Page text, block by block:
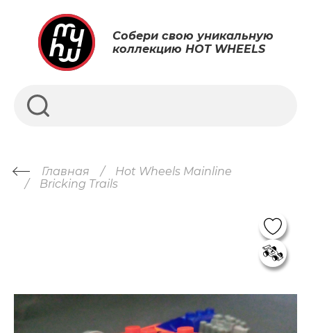
Собери свою уникальную
коллекцию HOT WHEELS
Главная
Hot Wheels Mainline
Bricking Trails